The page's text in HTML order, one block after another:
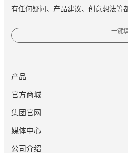
有任何疑问、产品建议、创意想法等
一键
产品
官方商城
集团官网
媒体中心
公司介绍